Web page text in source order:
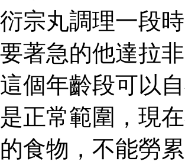
衍宗丸調理一段
要著急的他達拉
這個年齡段可以
是正常範圍，現
的食物，不能勞